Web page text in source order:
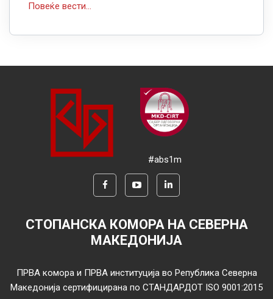
Повеќе вести...
#abs1m
СТОПАНСКА КОМОРА НА СЕВЕРНА
МАКЕДОНИЈА
ПРВА комора и ПРВА институција во Република Северна
Македонија сертифицирана по СТАНДАРДОТ ISO 9001:2015